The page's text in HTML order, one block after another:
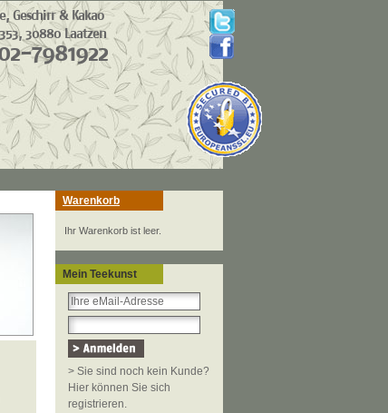
Warenkorb
Ihr Warenkorb ist leer.
Mein Teekunst
> Sie sind noch kein Kunde?
Hier können Sie sich
registrieren.